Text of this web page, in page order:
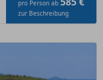
pro Person ab
zur Beschreibung